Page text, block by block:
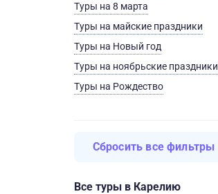
Туры на 8 марта
Туры на майские праздники
Туры на Новый год
Туры на ноябрьские праздники
Туры на Рождество
Сбросить все фильтры
Все туры в Карелию